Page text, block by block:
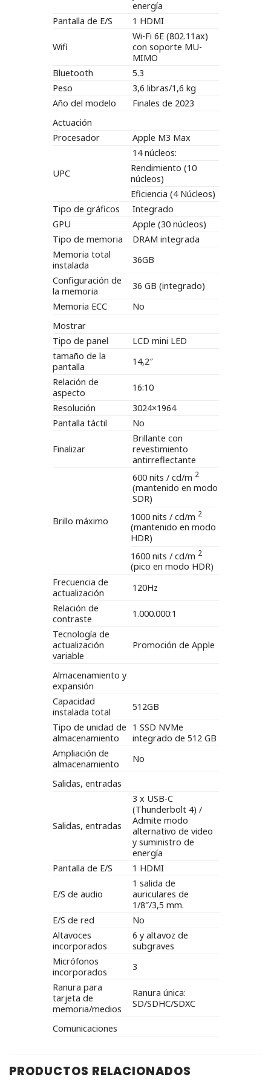
energía
Pantalla de E/S
1 HDMI
Wifi
Wi-Fi 6E (802.11ax)
con soporte MU-
MIMO
Bluetooth
5.3
Peso
3,6 libras/1,6 kg
Año del modelo
Finales de 2023
Actuación
Procesador
Apple M3 Max
UPC
14 núcleos:
Rendimiento (10
núcleos)
Eficiencia (4 Núcleos)
Tipo de gráficos
Integrado
GPU
Apple (30 núcleos)
Tipo de memoria
DRAM integrada
Memoria total
instalada
36GB
Configuración de
la memoria
36 GB (integrado)
Memoria ECC
No
Mostrar
Tipo de panel
LCD mini LED
tamaño de la
pantalla
14,2″
Relación de
aspecto
16:10
Resolución
3024×1964
Pantalla táctil
No
Finalizar
Brillante con
revestimiento
antirreflectante
Brillo máximo
600 nits / cd/m 2
(mantenido en modo
SDR)
1000 nits / cd/m 2
(mantenido en modo
HDR)
1600 nits / cd/m 2
(pico en modo HDR)
Frecuencia de
actualización
120Hz
Relación de
contraste
1.000.000:1
Tecnología de
actualización
variable
Promoción de Apple
Almacenamiento y
expansión
Capacidad
instalada total
512GB
Tipo de unidad de
almacenamiento
1 SSD NVMe
integrado de 512 GB
Ampliación de
almacenamiento
No
Salidas, entradas
Salidas, entradas
3 x USB-C
(Thunderbolt 4) /
Admite modo
alternativo de video
y suministro de
energía
Pantalla de E/S
1 HDMI
E/S de audio
1 salida de
auriculares de
1/8″/3,5 mm.
E/S de red
No
Altavoces
incorporados
6 y altavoz de
subgraves
Micrófonos
incorporados
3
Ranura para
tarjeta de
memoria/medios
Ranura única:
SD/SDHC/SDXC
Comunicaciones
PRODUCTOS RELACIONADOS